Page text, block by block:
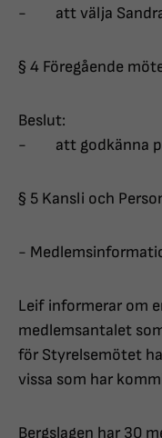
- att välja Sandra
§ 4 Föregående
Beslut:
- att godkänna
§ 5 Kansli och
-
Leif informerar om
medlemsantalet
för Styrelsemötet
vissa som har
Bergslagen har 30